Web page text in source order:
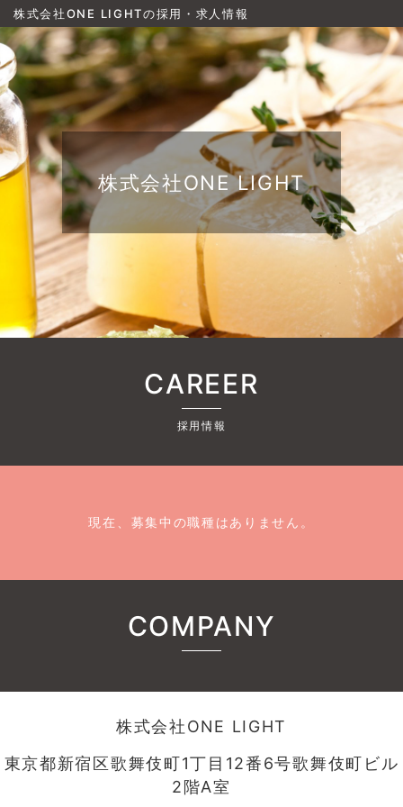
株式会社ONE LIGHTの採用・求人情報
株式会社ONE LIGHT
CAREER
採用情報
現在、募集中の職種はありません。
COMPANY
株式会社ONE LIGHT
東京都新宿区歌舞伎町1丁目12番6号歌舞伎町ビル
2階A室